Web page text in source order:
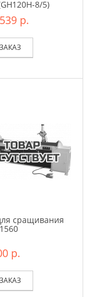
8/5)
р.
сращивания
р.